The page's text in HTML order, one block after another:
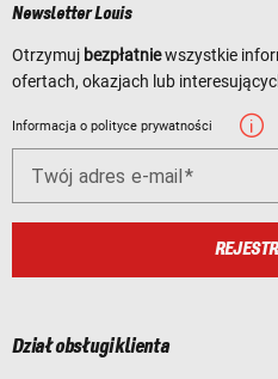
Newsletter Louis
Otrzymuj bezpłatniewszystkie
ofertach, okazjach lub
Informacja o polityce prywatności
Twój adres e-mail
Dział obsługi klienta